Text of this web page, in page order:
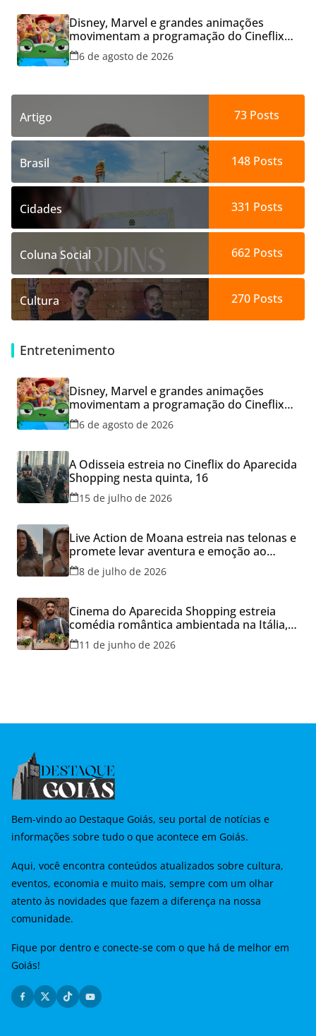
Disney, Marvel e grandes animações
movimentam a programação do Cineflix
do Aparecida Shopping
6 de agosto de 2026
Artigo 73 Posts
Brasil 148Posts
Cidades 331 Posts
Coluna Social 662Posts
Cultura 270Posts
Entretenimento
Disney, Marvel e grandes animações
movimentam a programação do Cineflix
do Aparecida Shopping
6 de agosto de 2026
A Odisseia estreia no Cineflix do Aparecida
Shopping nesta quinta, 16
15 de julho de 2026
Live Action de Moana estreia nas telonas e
promete levar aventura e emoção ao
Cineflix do Aparecida Shopping
8 de julho de 2026
Cinema do Aparecida Shopping estreia
comédia romântica ambientada na Itália,
hoje e lança promoção para o Dia dos
Namorados
11 de junho de 2026
Bem-vindo ao Destaque Goiás, seu portal de notícias e
informações sobre tudo o que acontece em Goiás.
Aqui, você encontra conteúdos atualizados sobre cultura,
eventos, economia e muito mais, sempre com um olhar
atento às novidades que fazem a diferença na nossa
comunidade.
Fique por dentro e conecte-se com o que há de melhor em
Goiás!